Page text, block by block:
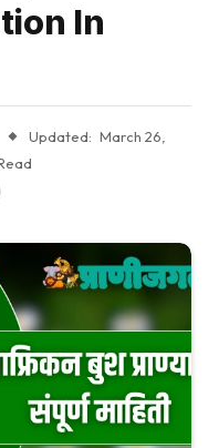
In
Updated: March 26,